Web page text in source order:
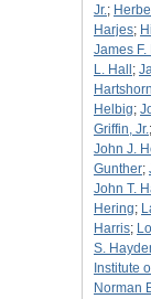
Jr.;
Harjes;
James
L. Hall ;
Helbig;
Griffin, Jr.;
John J.
Gunther;
John T.
Hering;
Harris;
S.
Institute
Norman